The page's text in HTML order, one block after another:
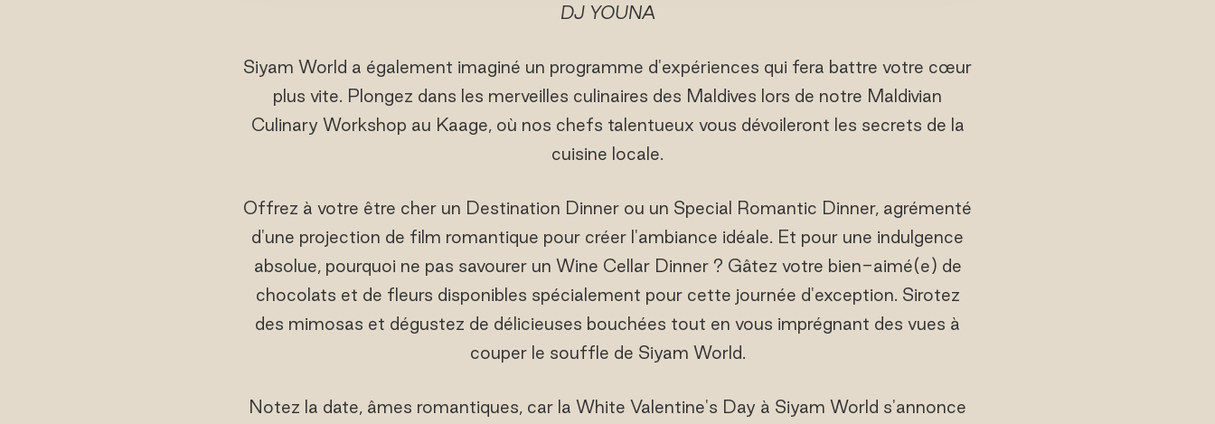
DJ YOUNA
Siyam World a également imaginé un programme d'expériences qui fera battre votre cœur
plus vite. Plongez dans les merveilles culinaires des Maldives lors de notre Maldivian
Culinary Workshop au Kaage, où nos chefs talentueux vous dévoileront les secrets de la
cuisine locale.
Offrez à votre être cher un Destination Dinner ou un Special Romantic Dinner, agrémenté
d'une projection de film romantique pour créer l'ambiance idéale. Et pour une indulgence
absolue, pourquoi ne pas savourer un Wine Cellar Dinner ? Gâtez votre bien-aimé(e) de
chocolats et de fleurs disponibles spécialement pour cette journée d'exception. Sirotez
des mimosas et dégustez de délicieuses bouchées tout en vous imprégnant des vues à
couper le souffle de Siyam World.
Notez la date, âmes romantiques, car la White Valentine's Day à Siyam World s'annonce